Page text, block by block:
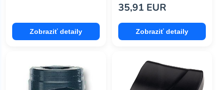
Zobraziť detaily
35,91 EUR
Zobraziť detaily